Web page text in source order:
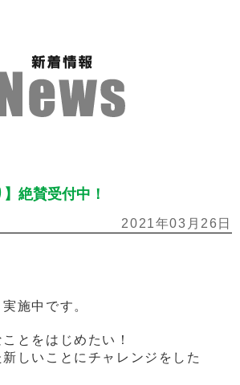
絶賛受付中！
2021年03月26日
施中です。
とをはじめたい！
しいことにチャレンジをした